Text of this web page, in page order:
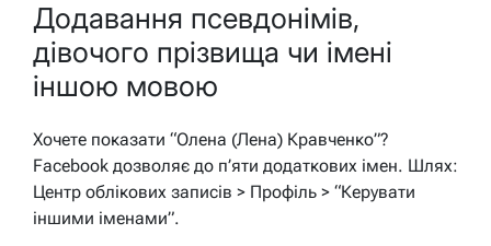
Додавання псевдонімів,
дівочого прізвища чи імені
іншою мовою
Хочете показати “Олена (Лена) Кравченко”?
Facebook дозволяє до п’яти додаткових імен. Шлях:
Центр облікових записів > Профіль > “Керувати
іншими іменами”.